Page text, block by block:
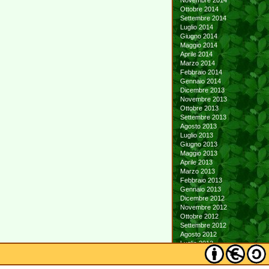
Ottobre 2014
Settembre 2014
Luglio 2014
Giugno 2014
Maggio 2014
Aprile 2014
Marzo 2014
Febbraio 2014
Gennaio 2014
Dicembre 2013
Novembre 2013
Ottobre 2013
Settembre 2013
Agosto 2013
Luglio 2013
Giugno 2013
Maggio 2013
Aprile 2013
Marzo 2013
Febbraio 2013
Gennaio 2013
Dicembre 2012
Novembre 2012
Ottobre 2012
Settembre 2012
Agosto 2012
Luglio 2012
Giugno 2012
Maggio 2012